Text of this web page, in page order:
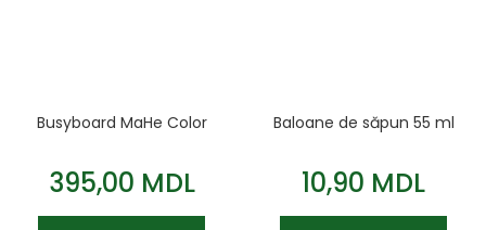
Busyboard MaHe Color
395,00 MDL
Baloane de săpun 55 ml
10,90 MDL